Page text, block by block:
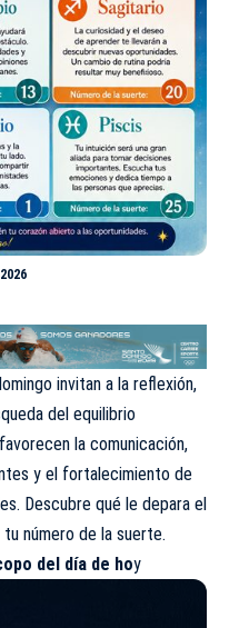
invitan a la reflexión,
del equilibrio
la comunicación,
y el fortalecimiento de
Descubre qué le depara el
número de la suerte.
del día de hoy